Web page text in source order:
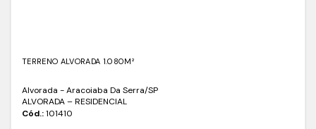
TERRENO ALVORADA 1.080M²
Alvorada - Aracoiaba Da Serra/SP
ALVORADA – RESIDENCIAL
Cód.:101410